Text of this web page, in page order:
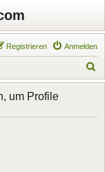
Anmelden
Registrieren
u
h
um Profile